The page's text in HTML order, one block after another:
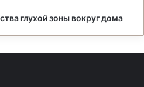
глухой зоны вокруг дома